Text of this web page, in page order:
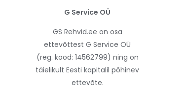
G Service OÜ
GS Rehvid.ee on osa
ettevõttest G Service OÜ
(reg. kood: 14562799) ning on
täielikult Eesti kapitalil põhinev
ettevõte.